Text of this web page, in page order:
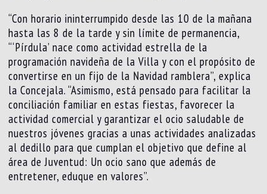
“Con horario ininterrumpido desde las 10 de la mañana
hasta las 8 de la tarde y sin límite de permanencia,
“‘Pírdula’ nace como actividad estrella de la
programación navideña de la Villa y con el propósito de
convertirse en un fijo de la Navidad ramblera”, explica
la Concejala. “Asimismo, está pensado para facilitar la
conciliación familiar en estas fiestas, favorecer la
actividad comercial y garantizar el ocio saludable de
nuestros jóvenes gracias a unas actividades analizadas
al dedillo para que cumplan el objetivo que define al
área de Juventud: Un ocio sano que además de
entretener, eduque en valores”.